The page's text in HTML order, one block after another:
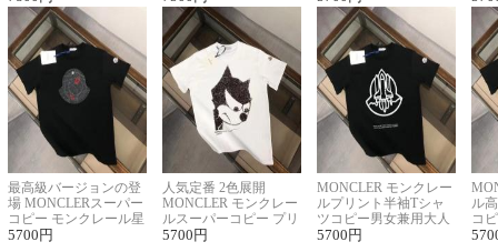
最高級バージョンの登
場 MONCLERスーパー
コピー モンクレール星
座半袖Tシャツ
5700 円
人気定番 2色展開
MONCLER モンクレー
ルスーパーコピー プリ
ント半袖Tシャツ
5700 円
MONCLER モンクレー
ルプリント半袖Tシャ
ツコピー男女兼用大人
可愛い春夏コーデ
5700 円
ル
コ
ィ